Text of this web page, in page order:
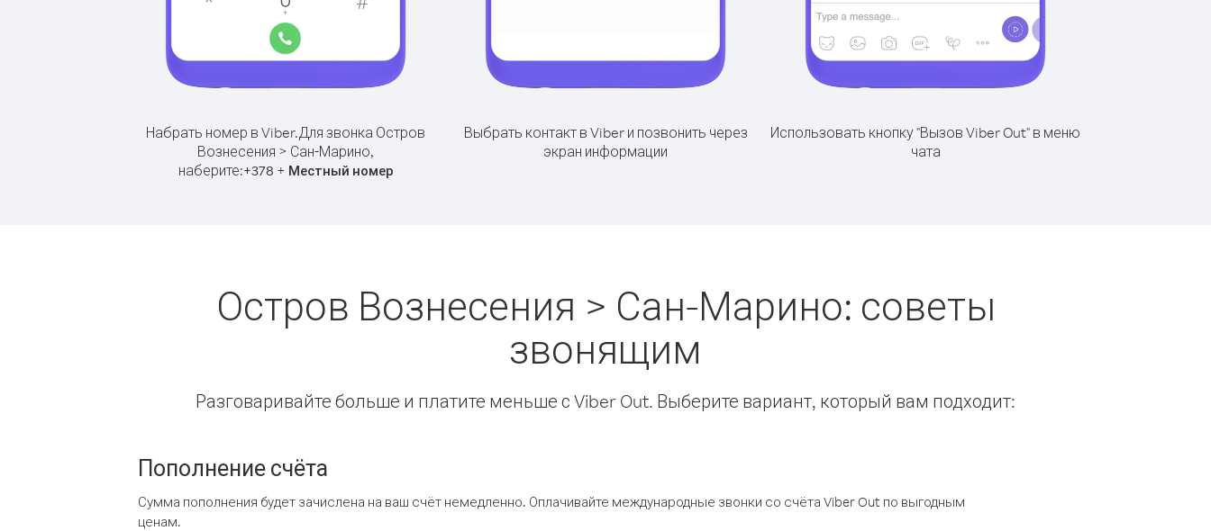
Набрать номер в Viber.Для звонка Остров
Вознесения > Сан-Марино,
наберите:+378 + Местный номер
Выбрать контакт в Viber и позвонить через
экран информации
Использовать кнопку "Вызов Viber Out" в меню
чата
Остров Вознесения > Сан-Марино: советы
звонящим
Разговаривайте больше и платите меньше с Viber Out. Выберите вариант, который вам подходит:
Пополнение счёта
Сумма пополнения будет зачислена на ваш счёт немедленно. Оплачивайте международные звонки со счёта Viber Out по выгодным
ценам.